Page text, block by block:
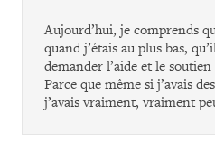
Aujourd’hui, je comprends
quand j’étais au plus bas,
demander l’aide et le
Parce que même si j’avais
j’avais vraiment, vraiment